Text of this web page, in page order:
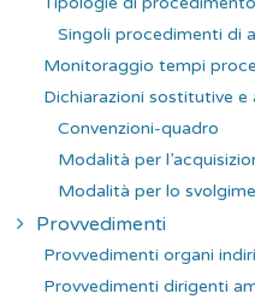
Singoli procedimenti di
Monitoraggio tempi
Dichiarazioni sostitutive e
Convenzioni-quadro
Modalità per
Modalità per lo
Provvedimenti
Provvedimenti organi
Provvedimenti dirigenti